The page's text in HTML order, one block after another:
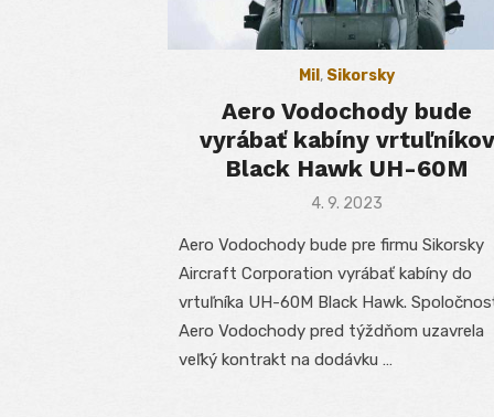
Mil , Sikorsky
Aero Vodochody bude
vyrábať kabíny vrtuľníkov
Black Hawk UH-60M
Posted
4. 9. 2023
Aero Vodochody bude pre firmu Sikorsky
Aircraft Corporation vyrábať kabíny do
vrtuľníka UH-60M Black Hawk.
Aero Vodochody pred týždňom uzavrela
veľký kontrakt na dodávku …